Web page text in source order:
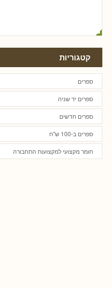
קטגוריות
ספרים
ספרים יד שניה
ספרים חדשים
ספרים ב-100 ש"ח
חומר מקצועי למקצועות התחבורה